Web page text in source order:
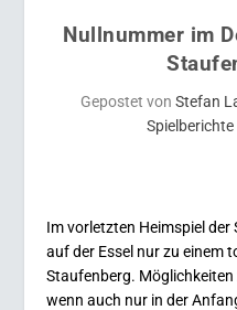
Nullnummer im
Gepostet von Stefan
Spielberichte
Im vorletzten Heimspiel der
auf der Essel nur zu einem
Staufenberg.
wenn auch nur in der